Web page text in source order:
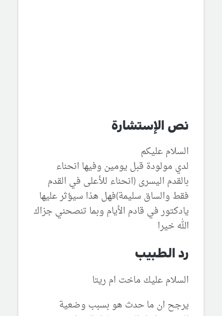
نص الإستشارة
السلام عليكم
لدي مولودة قبل يومين وفيها انحناء
بالقدم اليسرى (انحناء للأعلى في القدم
فقط والساق سليمة)فهل هذا سيؤثر عليها
يادكتور في قادم الأيام وبما تنصحني جزاك
الله خيرا
رد الطبيب
السلام عليك ماخت ام ريتا
يرجح ان ما حدث هو بسبب وضعية